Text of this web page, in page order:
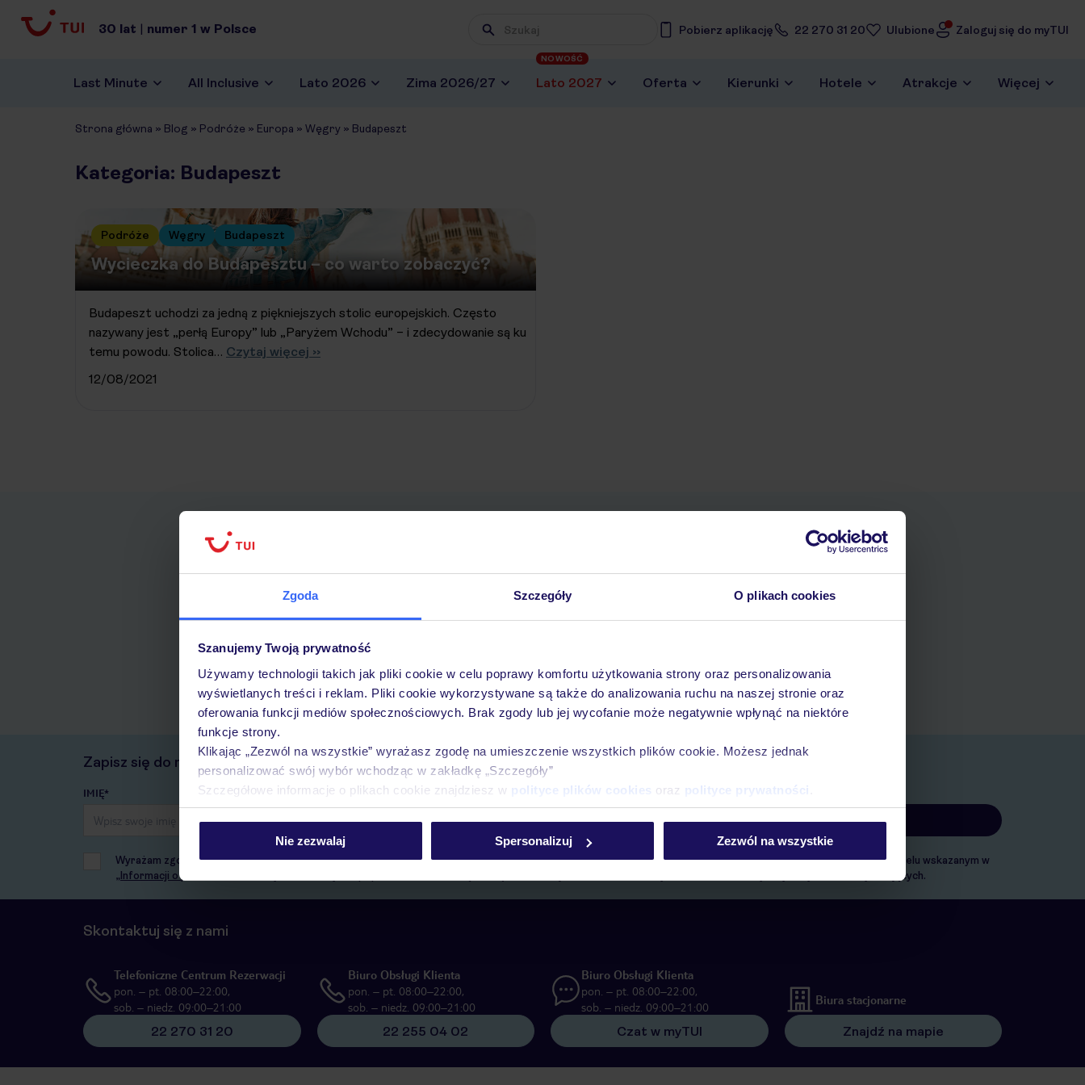
Zgoda Szczegóły O plikach cookies
Szanujemy Twoją prywatność
Używamy technologii takich jak pliki cookie w celu poprawy komfortu użytkowania strony oraz personalizowania
wyświetlanych treści i reklam. Pliki cookie wykorzystywane są także do analizowania ruchu na naszej stronie oraz
oferowania funkcji mediów społecznościowych. Brak zgody lub jej wycofanie może negatywnie wpłynąć na niektóre
funkcje strony.
Klikając „Zezwól na wszystkie” wyrażasz zgodę na umieszczenie wszystkich plików cookie. Możesz jednak
personalizować swój wybór wchodząc w zakładkę „Szczegóły”
Szczegółowe informacje o plikach cookie znajdziesz w polityce plików cookies oraz polityce prywatności
Nie zezwalaj Spersonalizuj Zezwól na wszystkie
30 lat | numer 1 w Polsce Pobierz aplikację 22 270 31 20 Ulubione Zaloguj się do myTUI
Last Minute All Inclusive Lato 2026 Zima 2026/27 Lato 2027
NOWOŚĆ
Oferta Kierunki Hotele Atrakcje Więcej
Strona główna » Blog » Podróże » Europa » Węgry » Budapeszt
Kategoria: Budapeszt
Podróże Węgry Budapeszt
Wycieczka do Budapesztu – co warto zobaczyć?
Budapeszt uchodzi za jedną z piękniejszych stolic europejskich. Często
nazywany jest „perłą Europy” lub „Paryżem Wchodu” – i zdecydowanie są ku
temu powodu. Stolica… Czytaj więcej ››
12/08/2021
Pobierz bezpłatną aplikację TUI
Szybkie wyszukiwanie i przeglądanie ofert
Lista ulubionych ofert i możliwość ich udostępniania
Zapisz się do newslettera
IMIĘ* E-MAIL*
Wyrażam zgodę na przetwarzanie danych osobowych przez TUI Poland Sp. z o.o. i TUI Poland Dystrybucja Sp. z o.o. w celach marketingowych, w zakresie oraz celu wskazanym w
„Informacji o przetwarzaniu danych osobowych”
, poprzez elektroniczną formę komunikacji (e-mail), także z użyciem tzw. automatycznych systemów wywołujących.
Skontaktuj się z nami
Telefoniczne Centrum Rezerwacji
pon. – pt. 08:00–22:00,
sob. – niedz. 09:00–21:00
22 270 31 20
Biuro Obsługi Klienta
pon. – pt. 08:00–22:00,
sob. – niedz. 09:00–21:00
22 255 04 02
Biuro Obsługi Klienta
pon. – pt. 08:00–22:00,
sob. – niedz. 09:00–21:00
Czat w myTUI
Biura stacjonarne
Znajdź na mapie